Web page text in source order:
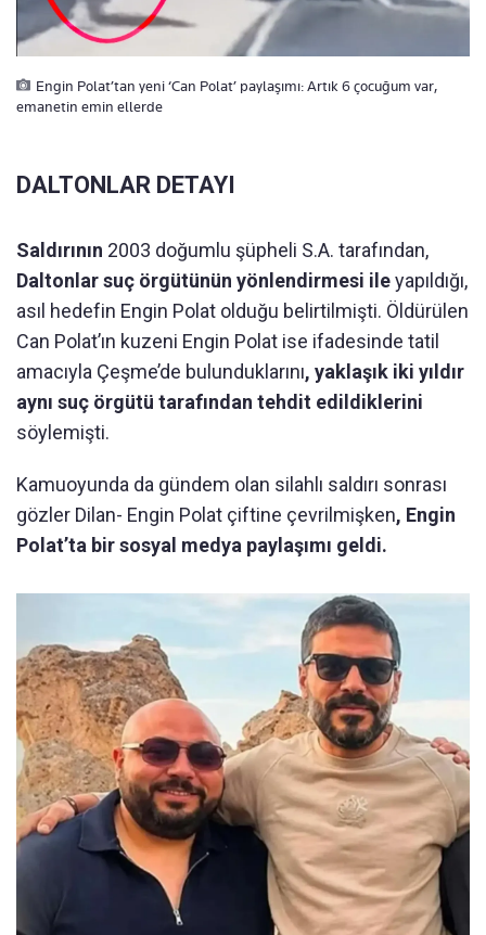
Engin Polat’tan yeni ‘Can Polat’ paylaşımı: Artık 6 çocuğum var,
emanetin emin ellerde
DALTONLAR DETAYI
Saldırının 2003 doğumlu şüpheli S.A. tarafından,
Daltonlar suç örgütünün yönlendirmesi ileyapıldığı,
asıl hedefin Engin Polat olduğu belirtilmişti. Öldürülen
Can Polat’ın kuzeni Engin Polat ise ifadesinde tatil
amacıyla Çeşme’de bulunduklarını, yaklaşık iki yıldır
aynı suç örgütü tarafından tehdit edildiklerini
söylemişti.
Kamuoyunda da gündem olan silahlı saldırı sonrası
gözler Dilan- Engin Polat çiftine çevrilmişken, Engin
Polat’ta bir sosyal medya paylaşımı geldi.